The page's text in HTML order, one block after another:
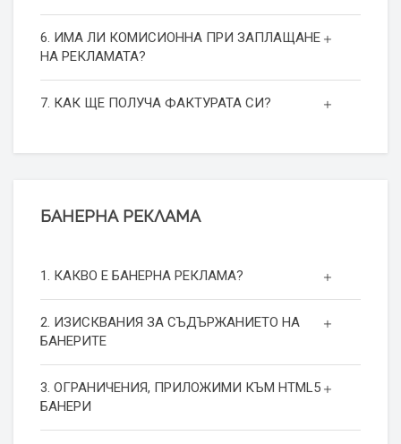
6. ИМА ЛИ КОМИСИОННА ПРИ ЗАПЛАЩАНЕ
НА РЕКЛАМАТА?
7. КАК ЩЕ ПОЛУЧА ФАКТУРАТА СИ?
БАНЕРНА РЕКЛАМА
1. КАКВО Е БАНЕРНА РЕКЛАМА?
2. ИЗИСКВАНИЯ ЗА СЪДЪРЖАНИЕТО НА
БАНЕРИТЕ
3. ОГРАНИЧЕНИЯ, ПРИЛОЖИМИ КЪМ HTML5
БАНЕРИ